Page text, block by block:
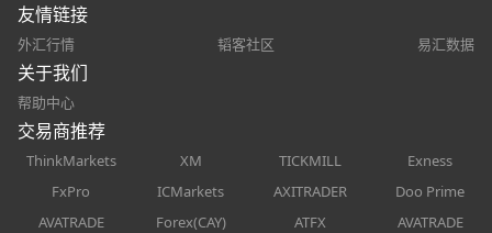
友情链接
外汇行情 韬客社区 易汇数据
关于我们
帮助中心
交易商推荐
ThinkMarkets XM TICKMILL
Exness
FxPro
ICMarkets AXITRADER
Doo Prime
AVATRADE
Forex(CAY) ATFX
AVATRADE